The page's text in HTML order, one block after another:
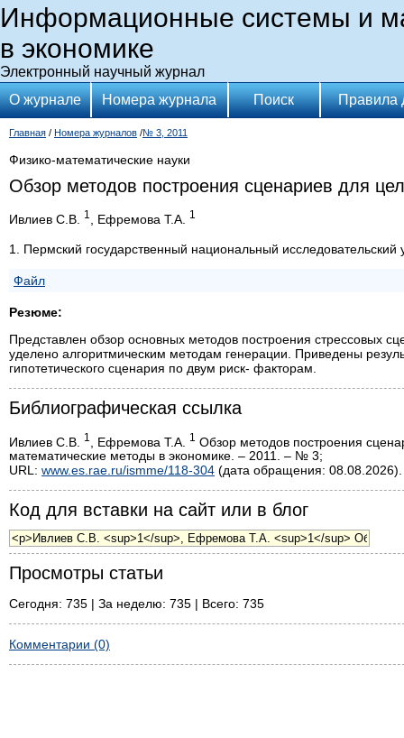
Информационные системы и
в экономике
Электронный научный журнал
О журнале
Номера журнала Поиск Правила
Главная / Номера журналов /№ 3, 2011
Физико-математические науки
Обзор методов построения сценариев для
Ивлиев С.В. 1 , Ефремова Т.А. 1
1. Пермский государственный национальный исследовательский
Файл
Резюме:
Представлен обзор основных методов построения стрессовых
уделено алгоритмическим методам генерации. Приведены
гипотетического сценария по двум риск- факторам.
Библиографическая ссылка
Ивлиев С.В. 1 , Ефремова Т.А. 1 Обзор методов построения
математические методы в экономике. – 2011. – № 3;
URL: www.es.rae.ru/ismme/118-304 (дата обращения: 08.08.2026).
Код для вставки на сайт или в блог
Просмотры статьи
Сегодня: 735 | За неделю: 735 | Всего: 735
Комментарии (0)